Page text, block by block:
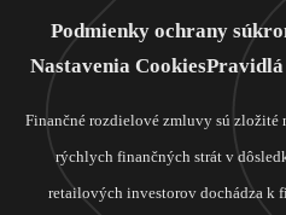
Podmienky ochrany
Nastavenia CookiesPravidlá
Finančné rozdielové zmluvy sú zložité
rýchlych finančných strát v
retailových investorov dochádza k